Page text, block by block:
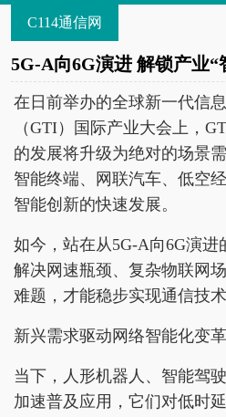
C114通信网
5G-A向6G演进 解锁产业“
在日前举办的全球新一代信
（GTI）国际产业大会上，
的发展将升级为绝对的场景
智能终端、网联汽车、低空
智能创新的快速发展。
如今，站在从5G-A向6G演
解决网速瓶颈、复杂物联网
难题，才能稳步实现通信技
新兴需求驱动网络智能化变革
当下，人形机器人、智能驾
加速普及应用，它们对低时